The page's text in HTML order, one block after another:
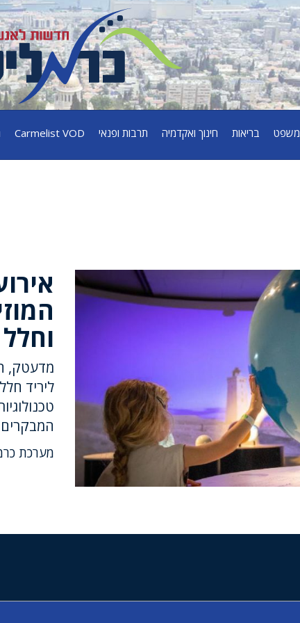
משפט בריאות חינוך ואקדמיה תרבות ופנאי Carmelist VOD
מדעטק,
ליריד
המבקרים
מערכת